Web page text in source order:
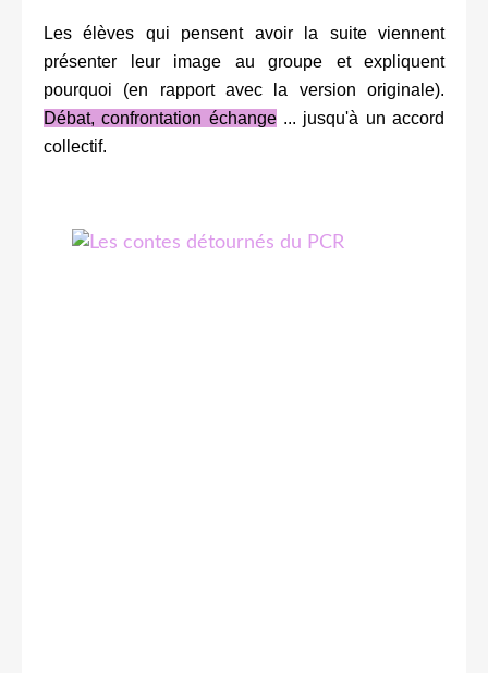
Les élèves qui pensent avoir la suite viennent
présenter leur image au groupe et expliquent
pourquoi (en rapport avec la version originale).
Débat, confrontation échange... jusqu'à un accord
collectif.